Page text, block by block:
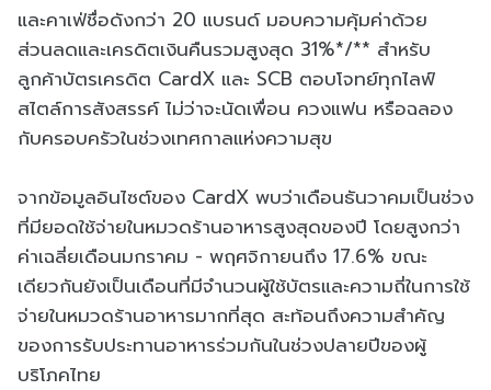
และคาเฟ่ชื่อดังกว่า 20 แบรนด์ มอบความคุ้มค่าด้วย
ส่วนลดและเครดิตเงินคืนรวมสูงสุด 31%*/** สำหรับ
ลูกค้าบัตรเครดิต CardX และ SCB ตอบโจทย์ทุกไลฟ์
สไตล์การสังสรรค์ ไม่ว่าจะนัดเพื่อน ควงแฟน หรือฉลอง
กับครอบครัวในช่วงเทศกาลแห่งความสุข
จากข้อมูลอินไซต์ของ CardX พบว่าเดือนธันวาคมเป็นช่วง
ที่มียอดใช้จ่ายในหมวดร้านอาหารสูงสุดของปี โดยสูงกว่า
ค่าเฉลี่ยเดือนมกราคม - พฤศจิกายนถึง 17.6% ขณะ
เดียวกันยังเป็นเดือนที่มีจำนวนผู้ใช้บัตรและความถี่ในการใช้
จ่ายในหมวดร้านอาหารมากที่สุด สะท้อนถึงความสำคัญ
ของการรับประทานอาหารร่วมกันในช่วงปลายปีของผู้
บริโภคไทย